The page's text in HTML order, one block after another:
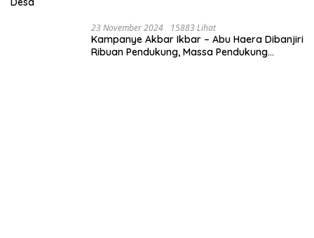
23 November 2024 15883 Lihat
Kampanye Akbar Ikbar – Abu Haera Dibanjiri
Ribuan Pendukung, Massa Pendukung